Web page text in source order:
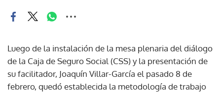
Luego de la instalación de la mesa plenaria del diálogo
de la Caja de Seguro Social (CSS) y la presentación de
su facilitador, Joaquín Villar-García el pasado 8 de
febrero, quedó establecida la metodología de trabajo